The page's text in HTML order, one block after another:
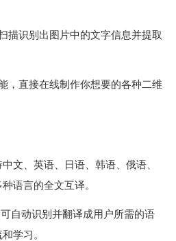
描识别出图片中的文字信息并提取
，直接在线制作你想要的各种二维
文、英语、日语、韩语、俄语、
语言的全文互译。
自动识别并翻译成用户所需的语
学习。